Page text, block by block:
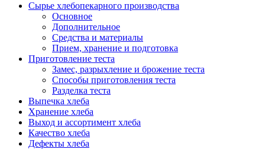
Сырье хлебопекарного производства
Основное
Дополнительное
Средства и материалы
Прием, хранение и подготовка
Приготовление теста
Замес, разрыхление и брожение теста
Способы приготовления теста
Разделка теста
Выпечка хлеба
Хранение хлеба
Выход и ассортимент хлеба
Качество хлеба
Дефекты хлеба